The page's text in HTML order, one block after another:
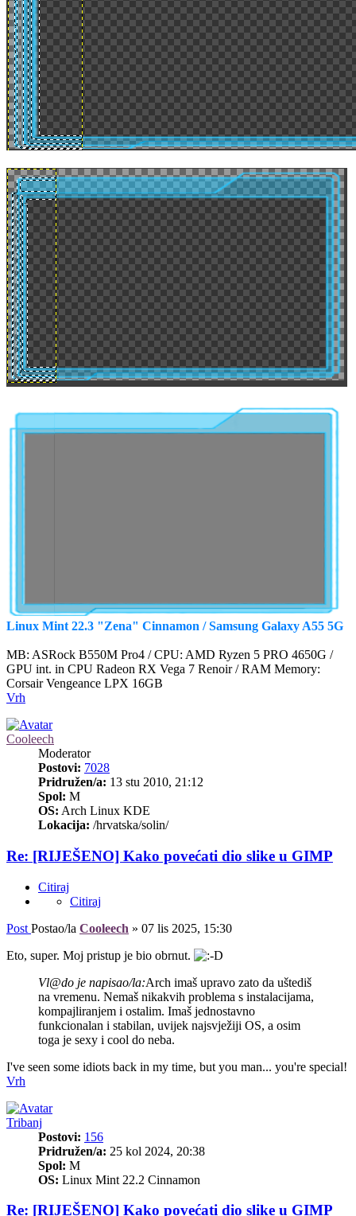
Linux Mint 22.3 "Zena" Cinnamon / Samsung Galaxy A55 5G
MB: ASRock B550M Pro4 / CPU: AMD Ryzen 5 PRO 4650G /
GPU int. in CPU Radeon RX Vega 7 Renoir / RAM Memory:
Corsair Vengeance LPX 16GB
Vrh
Cooleech
Moderator
Postovi: 7028
Pridružen/a: 13 stu 2010, 21:12
Spol: M
OS: Arch Linux KDE
Lokacija: /hrvatska/solin/
Re: [RIJEŠENO] Kako povećati dio slike u GIMP
Citiraj
Citiraj
Post Postao/la Cooleech » 07 lis 2025, 15:30
Eto, super. Moj pristup je bio obrnut.
Vl@do je napisao/la:Arch imaš upravo zato da uštediš
na vremenu. Nemaš nikakvih problema s instalacijama,
kompajliranjem i ostalim. Imaš jednostavno
funkcionalan i stabilan, uvijek najsvježiji OS, a osim
toga je sexy i cool do neba.
I've seen some idiots back in my time, but you man... you're special!
Vrh
Tribanj
Postovi: 156
Pridružen/a: 25 kol 2024, 20:38
Spol: M
OS: Linux Mint 22.2 Cinnamon
Re: [RIJEŠENO] Kako povećati dio slike u GIMP